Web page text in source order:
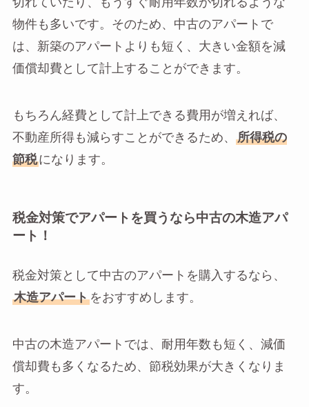
物件も多いです。そのため、中古のアパートで
は、新築のアパートよりも短く、大きい金額を減
価償却費として計上することができます。
もちろん経費として計上できる費用が増えれば、
不動産所得も減らすことができるため、
所得税の
節税になります。
税金対策でアパートを買うなら中古の木造アパ
ート！
税金対策として中古のアパートを購入するなら、
木造アパートをおすすめします。
中古の木造アパートでは、耐用年数も短く、減価
償却費も多くなるため、節税効果が大きくなりま
す。